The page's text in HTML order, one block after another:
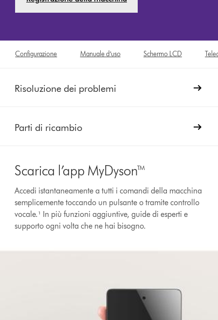
Configurazione Manuale d’uso Schermo LCD
Risoluzione dei problemi
Parti di ricambio
Scarica l’app MyDyson™
Accedi istantaneamente a tutti i comandi della macchina
semplicemente toccando un pulsante o tramite controllo
vocale.¹ In più funzioni aggiuntive, guide di esperti e
supporto ogni volta che ne hai bisogno.